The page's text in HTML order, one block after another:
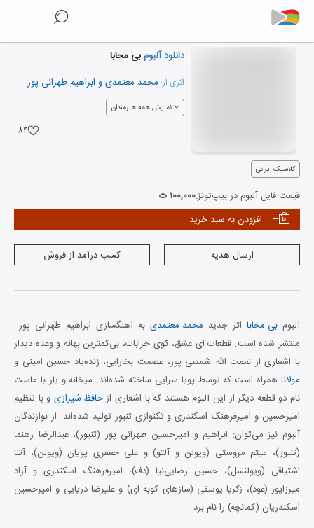
دانلود آلبومبی محابا
اثری از: محمد معتمدیو ابراهیم طهرانی پور
نمایش همه هنرمندان
۸۴
کلاسیک ایرانی
قیمت فایل آلبوم در بیپ‌تونز:۱۰۰,۰۰۰ ت
افزودن به سبد خرید
ارسال هدیه کسب درآمد از فروش
آلبوم بی محابا اثر جدید محمد معتمدی به آهنگسازی ابراهیم طهرانی پور
منتشر شده است. قطعات ای عشق، کوی خرابات، بی‌کمترین بهانه و وعده دیدار
با اشعاری از نعمت الله شمسی پور، عصمت بخارایی، زنده‌یاد حسین امینی و
مولانا همراه است که توسط پویا سرایی ساخته شده‌اند. میخانه و یار با ماست
نام دو قطعه دیگر از این آلبوم هستند که با اشعاری ازحافظ شیرازی و با تنظیم
امیرحسین و امیرفرهنگ اسکندری و تکنوازی تنبور تولید شده‌اند. از نوازندگان
آلبوم نیز می‌توان: ابراهیم و امیرحسین طهرانی پور (تنبور)، عبدالرضا رهنما
(تنبور)، میثم مروستی (ویولن و آلتو) و علی جعفری پویان (ویولن)، آتنا
اشتیاقی (ویولنسل)، حسین رضایی‌نیا (دف)، امیرفرهنگ اسکندری و آزاد
میرزاپور (عود)، زکریا یوسفی (سازهای کوبه ای) و علیرضا دریایی و امیرحسین
اسکندریان (کمانچه) را نام برد.